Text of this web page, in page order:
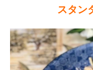
スタン